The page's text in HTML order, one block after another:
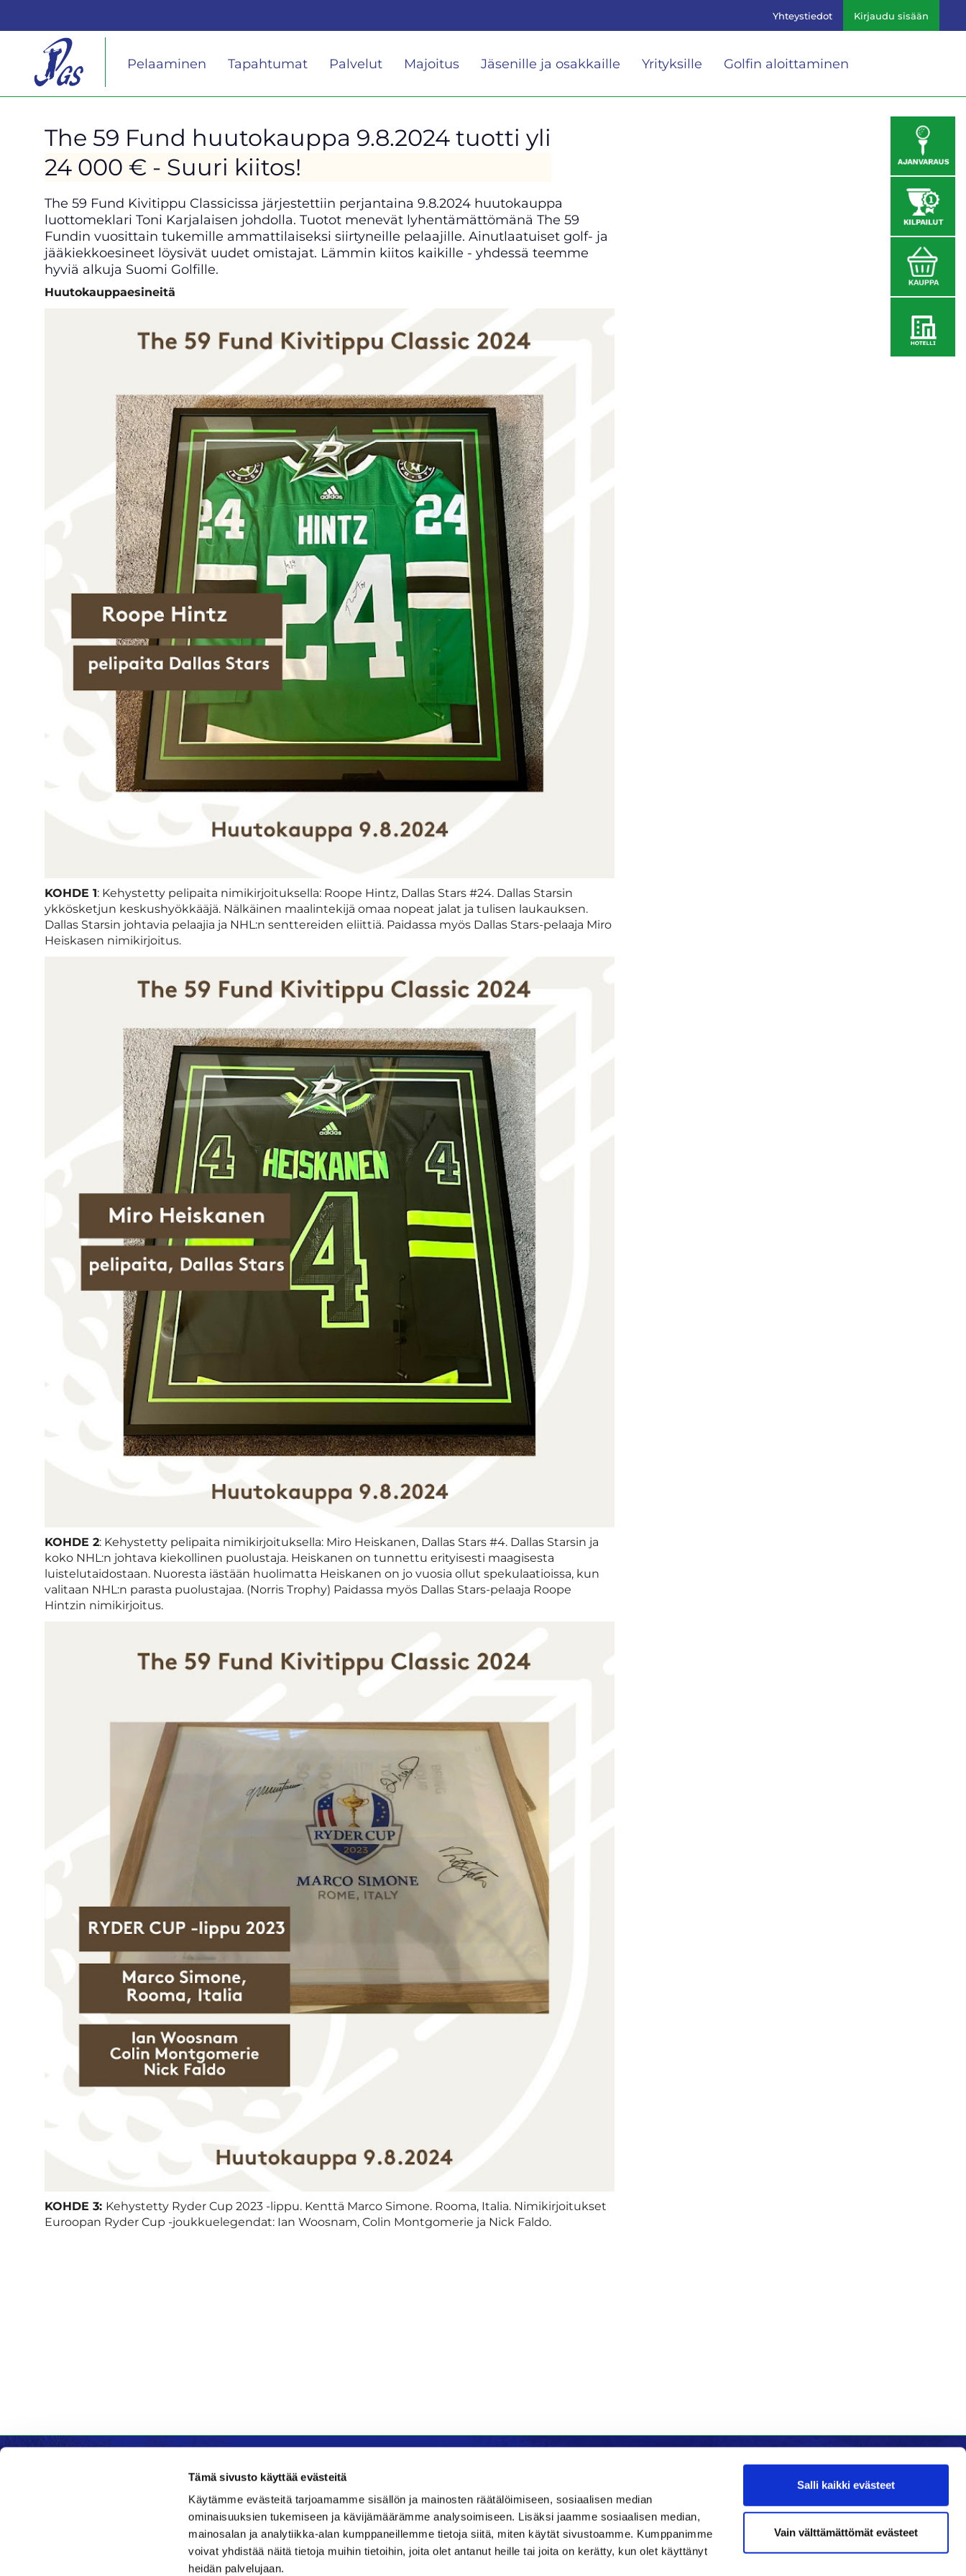
Tämä sivusto käyttää evästeitä
Käytämme evästeitä tarjoamamme sisällön ja mainosten räätälöimiseen, sosiaalisen median
ominaisuuksien tukemiseen ja kävijämäärämme analysoimiseen. Lisäksi jaamme sosiaalisen median,
mainosalan ja analytiikka-alan kumppaneillemme tietoja siitä, miten käytät sivustoamme. Kumppanimme
voivat yhdistää näitä tietoja muihin tietoihin, joita olet antanut heille tai joita on kerätty, kun olet käyttänyt
heidän palvelujaan.
Salli kaikki evästeet
Vain välttämättömät evästeet
Yhteystiedot Kirjaudu sisään
Pelaaminen Tapahtumat Palvelut Majoitus Jäsenille ja osakkaille Yrityksille Golfin aloittaminen
The 59 Fund huutokauppa 9.8.2024 tuotti yli
​​​​​​​24 000 € - Suuri kiitos!
The 59 Fund Kivitippu Classicissa järjestettiin perjantaina 9.8.2024 huutokauppa
luottomeklari Toni Karjalaisen johdolla. Tuotot menevät lyhentämättömänä The 59
Fundin vuosittain tukemille ammattilaiseksi siirtyneille pelaajille. Ainutlaatuiset golf- ja
jääkiekkoesineet löysivät uudet omistajat. Lämmin kiitos kaikille - yhdessä teemme
hyviä alkuja Suomi Golfille.
Huutokauppaesineitä
KOHDE 1: Kehystetty pelipaita nimikirjoituksella: Roope Hintz, Dallas Stars #24. Dallas Starsin
ykkösketjun keskushyökkääjä. Nälkäinen maalintekijä omaa nopeat jalat ja tulisen laukauksen.
Dallas Starsin johtavia pelaajia ja NHL:n senttereiden eliittiä. Paidassa myös Dallas Stars-pelaaja Miro
Heiskasen nimikirjoitus.
KOHDE 2: Kehystetty pelipaita nimikirjoituksella: Miro Heiskanen, Dallas Stars #4. Dallas Starsin ja
koko NHL:n johtava kiekollinen puolustaja. Heiskanen on tunnettu erityisesti maagisesta
luistelutaidostaan. Nuoresta iästään huolimatta Heiskanen on jo vuosia ollut spekulaatioissa, kun
valitaan NHL:n parasta puolustajaa. (Norris Trophy) Paidassa myös Dallas Stars-pelaaja Roope
Hintzin nimikirjoitus.
KOHDE 3: Kehystetty Ryder Cup 2023 -lippu. Kenttä Marco Simone. Rooma, Italia. Nimikirjoitukset
Euroopan Ryder Cup -joukkuelegendat: Ian Woosnam, Colin Montgomerie ja Nick Faldo.
Ravintola
Daniel's Bistro
Nykäläntie 177
Majoitus
Kraatteri Resort
Nykäläntie 177
Seuraa meitä